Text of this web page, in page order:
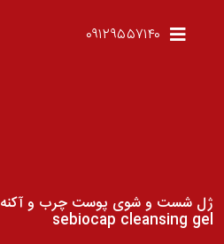
۰۹۱۲۹۵۵۷۱۴۰
sebiocap cleansing gel